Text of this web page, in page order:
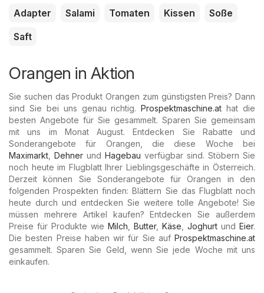
Adapter
Salami Tomaten Kissen
Soße
Saft
Orangen in Aktion
Sie suchen das Produkt Orangen zum günstigsten Preis? Dann
sind Sie bei uns genau richtig.Prospektmaschine.at hat die
besten Angebote für Sie gesammelt. Sparen Sie gemeinsam
mit uns im Monat August. Entdecken Sie Rabatte und
Sonderangebote für Orangen, die diese Woche bei
Maximarkt Dehner und Hagebau verfügbar sind. Stöbern Sie
noch heute im Flugblatt Ihrer Lieblingsgeschäfte in Österreich.
Derzeit können Sie Sonderangebote für Orangen in den
folgenden Prospekten finden: Blättern Sie das Flugblatt noch
heute durch und entdecken Sie weitere tolle Angebote! Sie
müssen mehrere Artikel kaufen? Entdecken Sie außerdem
Preise für Produkte wie Milch Butter, Käse Joghurt und Eier.
Die besten Preise haben wir für Sie auf Prospektmaschine.at
gesammelt. Sparen Sie Geld, wenn Sie jede Woche mit uns
einkaufen.